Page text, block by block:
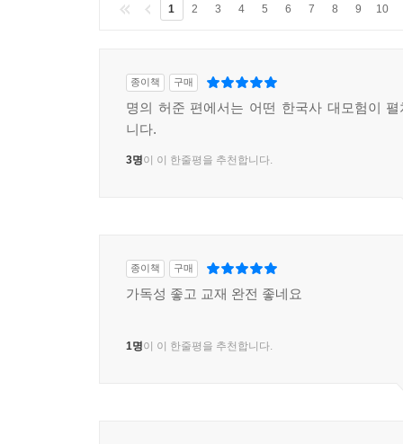
1 2 3 4 5 6 7 8 9 10
종이책 구매
명의 허준 편에서는 어떤 한국사 대모험이
니다.
3명이 이 한줄평을 추천합니다.
종이책 구매
가독성 좋고 교재 완전 좋네요
1명이 이 한줄평을 추천합니다.